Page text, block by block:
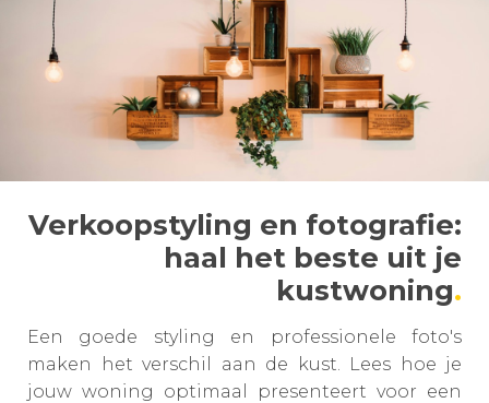
Verkoopstyling en fotografie:
haal het beste uit je
kustwoning
Een goede styling en professionele foto's
maken het verschil aan de kust. Lees hoe je
jouw woning optimaal presenteert voor een